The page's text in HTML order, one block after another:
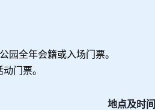
园全年会籍或入场门票。
门票。
地点及时间